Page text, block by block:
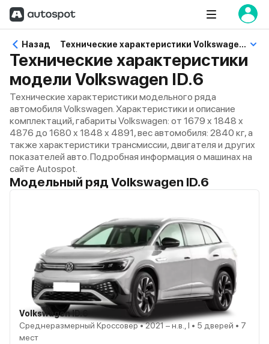
Назад Технические характеристики Volkswagen ID.6
Технические характеристики
модели Volkswagen ID.6
Технические характеристики модельного ряда
автомобиля Volkswagen. Характеристики и описание
комплектаций, габариты Volkswagen: от 1679 x 1848 x
4876 до 1680 x 1848 x 4891, вес автомобиля: 2840 кг, а
также характеристики трансмиссии, двигателя и других
показателей авто. Подробная информация о машинах на
сайте Autospot.
Модельный ряд Volkswagen ID.6
Volkswagen ID.6
Среднеразмерный Кроссовер • 2021 – н.в., I • 5 дверей • 7
мест